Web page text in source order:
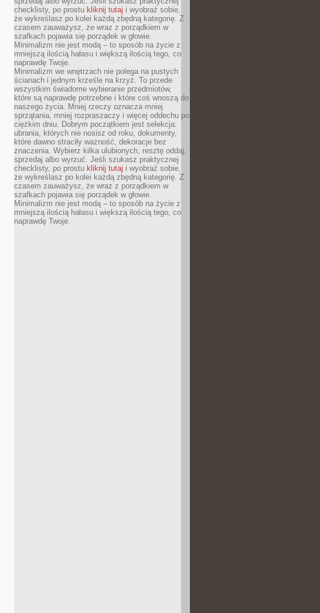
checklisty, po prostu kliknij tutaj i wyobraź sobie,
że wykreślasz po kolei każdą zbędną kategorię. Z
czasem zauważysz, że wraz z porządkiem w
szafkach pojawia się porządek w głowie.
Minimalizm nie jest modą – to sposób na życie z
mniejszą ilością hałasu i większą ilością tego, co
naprawdę Twoje.
Minimalizm we wnętrzach nie polega na pustych
ścianach i jednym krześle na krzyż. To przede
wszystkim świadome wybieranie przedmiotów,
które są naprawdę potrzebne i które coś wnoszą do
naszego życia. Mniej rzeczy oznacza mniej
sprzątania, mniej rozpraszaczy i więcej oddechu po
ciężkim dniu. Dobrym początkiem jest selekcja:
ubrania, których nie nosisz od roku, dokumenty,
które dawno straciły ważność, dekoracje bez
znaczenia. Wybierz kilka ulubionych, resztę oddaj,
sprzedaj albo wyrzuć. Jeśli szukasz praktycznej
checklisty, po prostu kliknij tutaj i wyobraź sobie,
że wykreślasz po kolei każdą zbędną kategorię. Z
czasem zauważysz, że wraz z porządkiem w
szafkach pojawia się porządek w głowie.
Minimalizm nie jest modą – to sposób na życie z
mniejszą ilością hałasu i większą ilością tego, co
naprawdę Twoje.